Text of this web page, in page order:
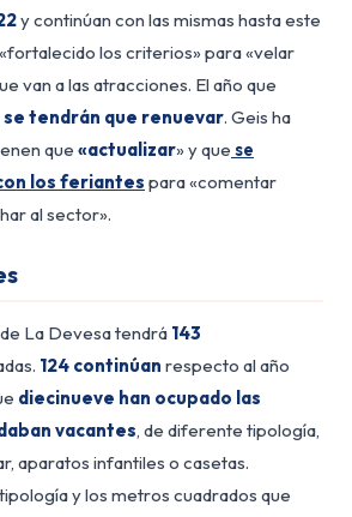
y continúan con las mismas hasta este
los criterios» para «velar
van a las atracciones. El año que
se tendrán que renuevar. Geis ha
que «actualizar» y que se
los feriantes para «comentar
al sector».
La Devesa tendrá 143
124 continúan respecto al año
diecinueve han ocupado las
vacantes, de diferente tipología,
aparatos infantiles o casetas.
y los metros cuadrados que